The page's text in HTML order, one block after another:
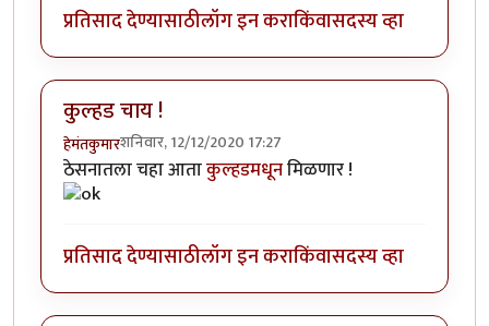
प्रतिसाद देण्यासाठीलॉग इन कराकिंवासदस्य व्हा
कुल्हड चाय !
हेमंतकुमारशनिवार, 12/12/2020 17:27
ठेसनातला चहा आताकुल्हडमधूनमिळणार !
प्रतिसाद देण्यासाठीलॉग इन कराकिंवासदस्य व्हा